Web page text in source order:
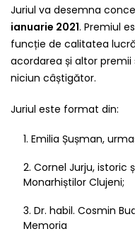
Juriul va desemna
ianuarie 2021. Premiul
funcție de calitatea
acordarea și altor premii
niciun câștigător.
Juriul este format din:
Emilia Șușman,
Cornel Jurju, istoric
Monarhiștilor Clujeni;
Dr. habil. Cosmin
Memoria